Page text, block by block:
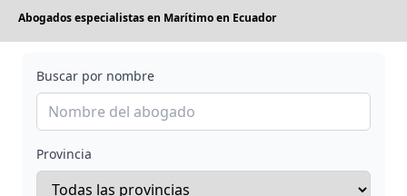
Abogados especialistas en Marítimo en Ecuador
Buscar por nombre
Provincia